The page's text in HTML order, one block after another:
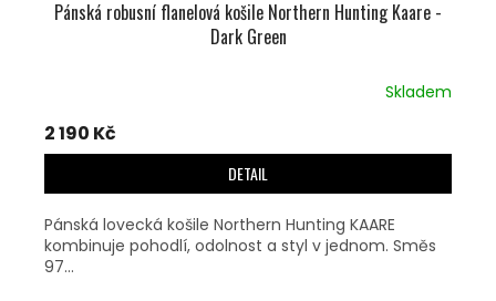
Pánská robusní flanelová košile Northern Hunting Kaare -
Dark Green
Skladem
2 190 Kč
DETAIL
Pánská lovecká košile Northern Hunting KAARE
kombinuje pohodlí, odolnost a styl v jednom. Směs
97...